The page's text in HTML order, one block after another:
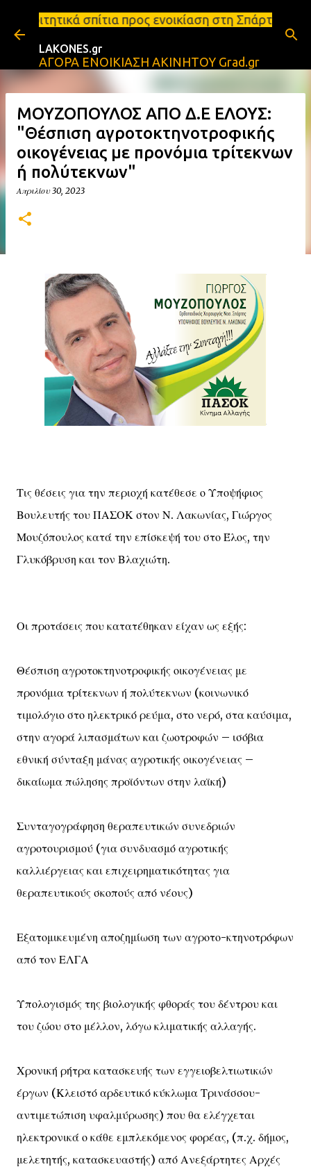
Μετάβαση στο κύριο περιεχόμενο
προς ενοικίαση στη Σπάρτη Ενοικιάσεις
LAKONES.gr
ΑΓΟΡΑ ΕΝΟΙΚΙΑΣΗ ΑΚΙΝΗΤΟΥ Grad.gr
ΜΟΥΖΟΠΟΥΛΟΣ ΑΠΟ Δ.Ε ΕΛΟΥΣ:
"Θέσπιση αγροτοκτηνοτροφικής
οικογένειας με προνόμια τρίτεκνων
ή πολύτεκνων"
Απριλίου 30, 2023
Τις θέσεις για την περιοχή κατέθεσε ο Υποψήφιος
Βουλευτής του ΠΑΣΟΚ στον Ν. Λακωνίας, Γιώργος
Μουζόπουλος κατά την επίσκεψή του στο Έλος, την
Γλυκόβρυση και τον Βλαχιώτη.
Οι προτάσεις που κατατέθηκαν είχαν ως εξής:
Θέσπιση αγροτοκτηνοτροφικής οικογένειας με
προνόμια τρίτεκνων ή πολύτεκνων (κοινωνικό
τιμολόγιο στο ηλεκτρικό ρεύμα, στο νερό, στα καύσιμα,
στην αγορά λιπασμάτων και ζωοτροφών – ισόβια
εθνική σύνταξη μάνας αγροτικής οικογένειας –
δικαίωμα πώλησης προϊόντων στην λαϊκή)
Συνταγογράφηση θεραπευτικών συνεδριών
αγροτουρισμού (για συνδυασμό αγροτικής
καλλιέργειας και επιχειρηματικότητας για
θεραπευτικούς σκοπούς από νέους)
Εξατομικευμένη αποζημίωση των αγροτο-κτηνοτρόφων
από τον ΕΛΓΑ
Υπολογισμός της βιολογικής φθοράς του δέντρου και
του ζώου στο μέλλον, λόγω κλιματικής αλλαγής.
Χρονική ρήτρα κατασκευής των εγγειοβελτιωτικών
έργων (Κλειστό αρδευτικό κύκλωμα Τρινάσσου-
αντιμετώπιση υφαλμύρωσης) που θα ελέγχεται
ηλεκτρονικά ο κάθε εμπλεκόμενος φορέας, (π.χ. δήμος,
μελετητής, κατασκευαστής) από Ανεξάρτητες Αρχές